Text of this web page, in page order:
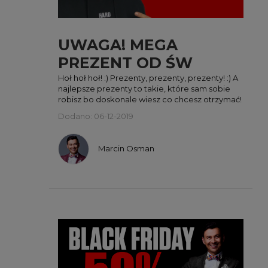
UWAGA! MEGA
PREZENT OD ŚW
MIKOŁAJA! :)
Dodano: 06-12-2019
Hoł hoł hoł! :) Prezenty, prezenty, prezenty! :) A
najlepsze prezenty to takie, które sam sobie
robisz bo doskonale wiesz co chcesz otrzymać!
Marcin Osman